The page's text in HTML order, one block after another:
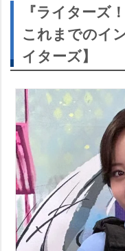
『ライターズ
これまでのイ
イターズ】